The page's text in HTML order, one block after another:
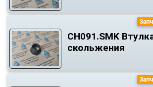
CH091.SMK
скольжения